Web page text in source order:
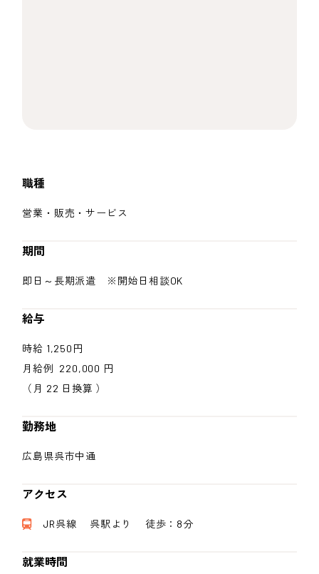
職種
営業・販売・サービス
期間
即日～長期派遣 ※開始日相談OK
給与
時給 1,250円
月給例 220,000 円
（月 22 日換算 ）
勤務地
広島県呉市中通
アクセス
JR呉線 呉駅より 徒歩：8分
就業時間